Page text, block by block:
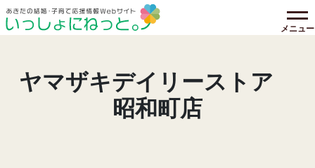
メニュー
ヤマザキデイリーストア
昭和町店